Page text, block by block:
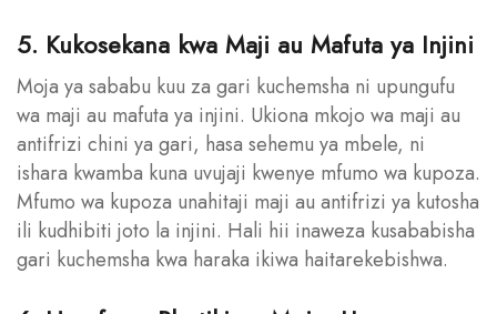
5. Kukosekana kwa Maji au Mafuta ya Injini
Moja ya sababu kuu za gari kuchemsha ni upungufu
wa maji au mafuta ya injini. Ukiona mkojo wa maji au
antifrizi chini ya gari, hasa sehemu ya mbele, ni
ishara kwamba kuna uvujaji kwenye mfumo wa kupoza.
Mfumo wa kupoza unahitaji maji au antifrizi ya kutosha
ili kudhibiti joto la injini. Hali hii inaweza kusababisha
gari kuchemsha kwa haraka ikiwa haitarekebishwa.